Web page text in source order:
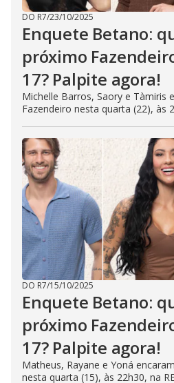
DO R7/23/10/2025
Enquete Betano:
próximo
17? Palpite agora!
Michelle Barros, Saory e Tàmiris
Fazendeiro nesta quarta (22), às
DO R7/15/10/2025
Enquete Betano:
próximo
17? Palpite agora!
Matheus, Rayane e Yoná
nesta quarta (15), às 22h30, na